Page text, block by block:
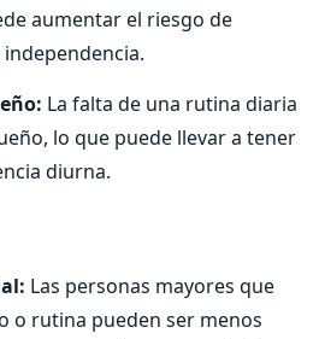
aumentar el riesgo de
La falta de una rutina diaria
lo que puede llevar a tener
diurna.
Las personas mayores que
o rutina pueden ser menos